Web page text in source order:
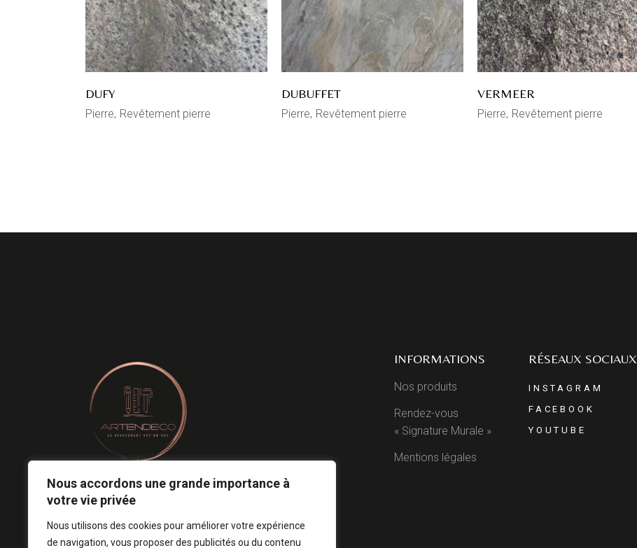
Nous accordons une grande importance à
votre vie privée
Nous utilisons des cookies pour améliorer votre expérience
de navigation, vous proposer des publicités ou du contenu
DUFY
Pierre Revêtement pierre
DUBUFFET
Pierre Revêtement pierre
VERMEER
Pierre Revêtement pierre
Le revêtement mural est un art.
Notre conception est votre signature ! ♡
INFORMATIONS
Nos produits
Rendez-vous
« Signature Murale »
Mentions légales
RÉSEAUX SOCIAUX
INSTAGRAM
FACEBOOK
YOUTUBE